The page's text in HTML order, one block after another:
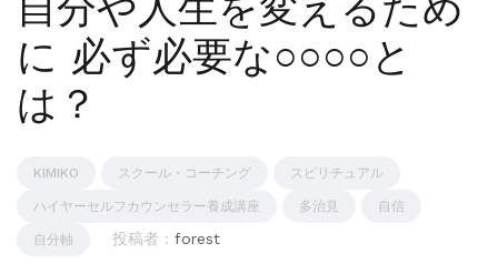
に 必ず必要な○○○○と
は？
KIMIKO スクール・コーチング スピリチュアル
ハイヤーセルフカウンセラー養成講座 多治見 自信
自分軸 投稿者 : forest